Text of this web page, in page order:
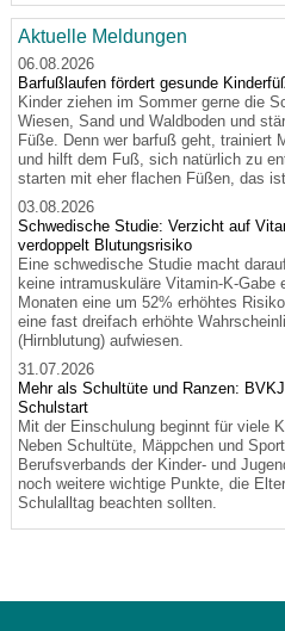
Aktuelle Meldungen
06.08.2026
Barfußlaufen fördert gesunde
Kinder ziehen im Sommer gerne die
Wiesen, Sand und Waldboden und
Füße. Denn wer barfuß geht, trainiert
und hilft dem Fuß, sich natürlich zu
starten mit eher flachen Füßen, das ist
03.08.2026
Schwedische Studie: Verzicht auf
verdoppelt Blutungsrisiko
Eine schwedische Studie macht
keine intramuskuläre Vitamin-K-
Monaten eine um 52% erhöhtes
eine fast dreifach erhöhte
(Hirnblutung) aufwiesen.
31.07.2026
Mehr als Schultüte und Ranzen:
Schulstart
Mit der Einschulung beginnt für viele
Neben Schultüte, Mäppchen und
Berufsverbands der Kinder- und
noch weitere wichtige Punkte, die
Schulalltag beachten sollten.